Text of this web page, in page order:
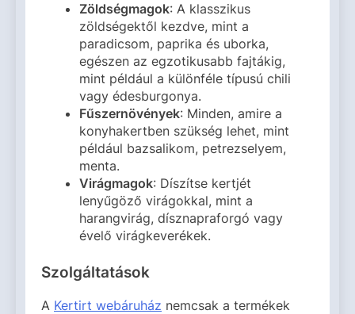
Zöldségmagok: A klasszikus
zöldségektől kezdve, mint a
paradicsom, paprika és uborka,
egészen az egzotikusabb fajtákig,
mint például a különféle típusú chili
vagy édesburgonya.
Fűszernövények: Minden, amire a
konyhakertben szükség lehet, mint
például bazsalikom, petrezselyem,
menta.
Virágmagok: Díszítse kertjét
lenyűgöző virágokkal, mint a
harangvirág, dísznapraforgó vagy
évelő virágkeverékek.
Szolgáltatások
A Kertirt webáruház nemcsak a termékek